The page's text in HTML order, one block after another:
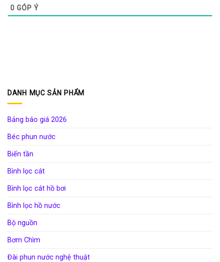
0 GÓP Ý
DANH MỤC SẢN PHẨM
Bảng báo giá 2026
Béc phun nước
Biến tần
Bình lọc cát
Bình lọc cát hồ bơi
Bình lọc hồ nước
Bộ nguồn
Bơm Chìm
Đài phun nước nghệ thuật